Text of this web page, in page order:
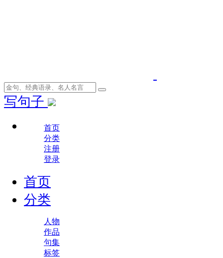
写句子
首页
分类
注册
登录
首页
分类
人物
作品
句集
标签